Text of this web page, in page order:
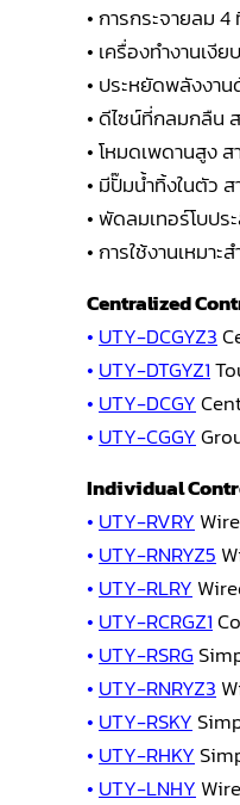
• การกระจายลม
• เครื่องทำงานเงี
• ประหยัดพลังงา
• ดีไซน์ที่กลมกลืน
• โหมดเพดานสูง
• มีปั๊มน้ำทิ้งในตัว
• พัดลมเทอร์โบป
• การใช้งานเหมา
Centralized
• UTY-DCGYZ3
• UTY-DTGYZ1
• UTY-DCGY
• UTY-CGGY
Individual
• UTY-RVRY
• UTY-RNRYZ5
• UTY-RLRY
• UTY-RCRGZ1
• UTY-RSRG
• UTY-RNRYZ3
• UTY-RSKY
• UTY-RHKY
• UTY-LNHY